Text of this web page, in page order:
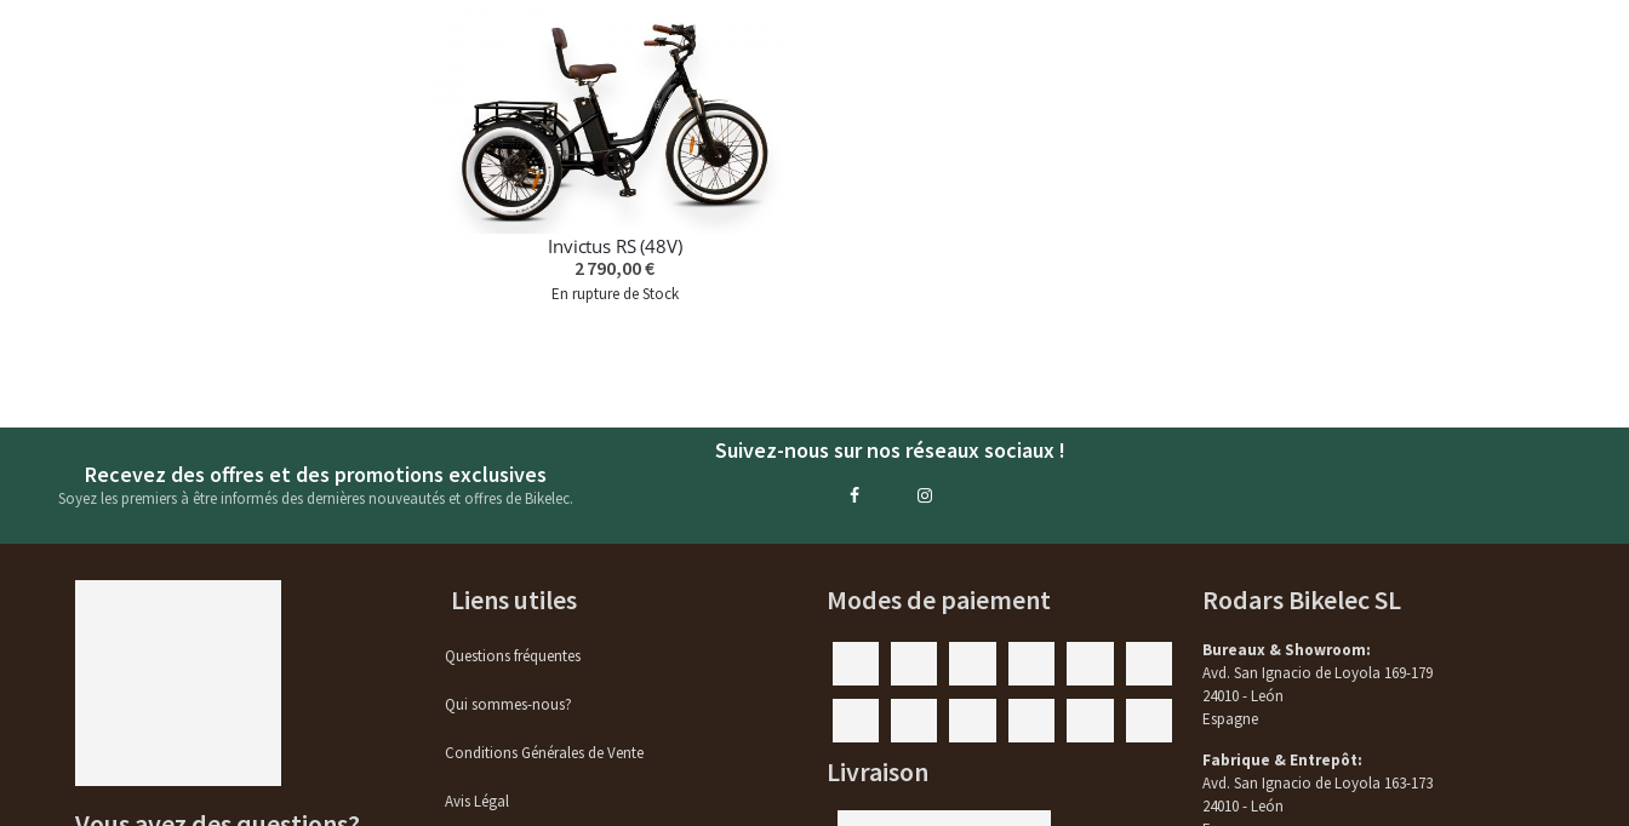
Invictus RS (48V)
2 790,00 €
En rupture de Stock
Recevez des offres et des promotions exclusives
Soyez les premiers à être informés des dernières nouveautés et offres de Bikelec.
Suivez-nous sur nos réseaux sociaux !
Liens utiles
Questions fréquentes
Qui sommes-nous?
Conditions Générales de Vente
Avis Légal
Modes de paiement
Livraison
Rodars Bikelec SL
Bureaux & Showroom:
Avd. San Ignacio de Loyola 169-179
24010 - León
Espagne
Fabrique & Entrepôt:
Avd. San Ignacio de Loyola 163-173
24010 - León